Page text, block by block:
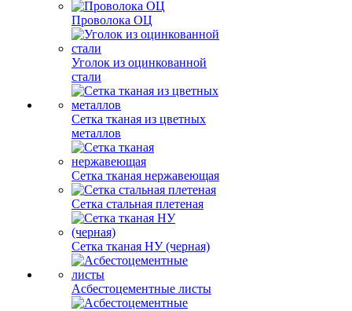
Проволока ОЦ
Уголок из оцинкованной
стали
Сетка тканая из цветных
металлов
Сетка тканая нержавеющая
Сетка стальная плетеная
Сетка тканая НУ (черная)
Асбестоцементные листы